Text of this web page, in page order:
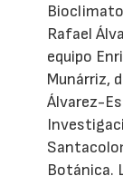
Rafael
equipo
Munárriz,
Álvarez-
Botánica.